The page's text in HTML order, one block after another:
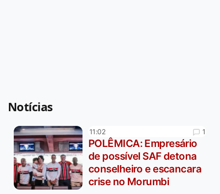
Notícias
11:02 1
POLÊMICA: Empresário
de possível SAF detona
conselheiro e escancara
crise no Morumbi